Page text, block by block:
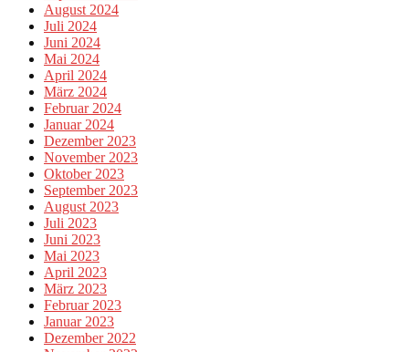
August 2024
Juli 2024
Juni 2024
Mai 2024
April 2024
März 2024
Februar 2024
Januar 2024
Dezember 2023
November 2023
Oktober 2023
September 2023
August 2023
Juli 2023
Juni 2023
Mai 2023
April 2023
März 2023
Februar 2023
Januar 2023
Dezember 2022